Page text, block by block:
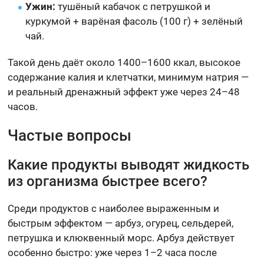
Ужин: тушёный кабачок с петрушкой и
куркумой + варёная фасоль (100 г) + зелёный
чай.
Такой день даёт около 1400–1600 ккал, высокое
содержание калия и клетчатки, минимум натрия —
и реальный дренажный эффект уже через 24–48
часов.
Частые вопросы
Какие продукты выводят жидкость
из организма быстрее всего?
Среди продуктов с наиболее выраженным и
быстрым эффектом — арбуз, огурец, сельдерей,
петрушка и клюквенный морс. Арбуз действует
особенно быстро: уже через 1–2 часа после